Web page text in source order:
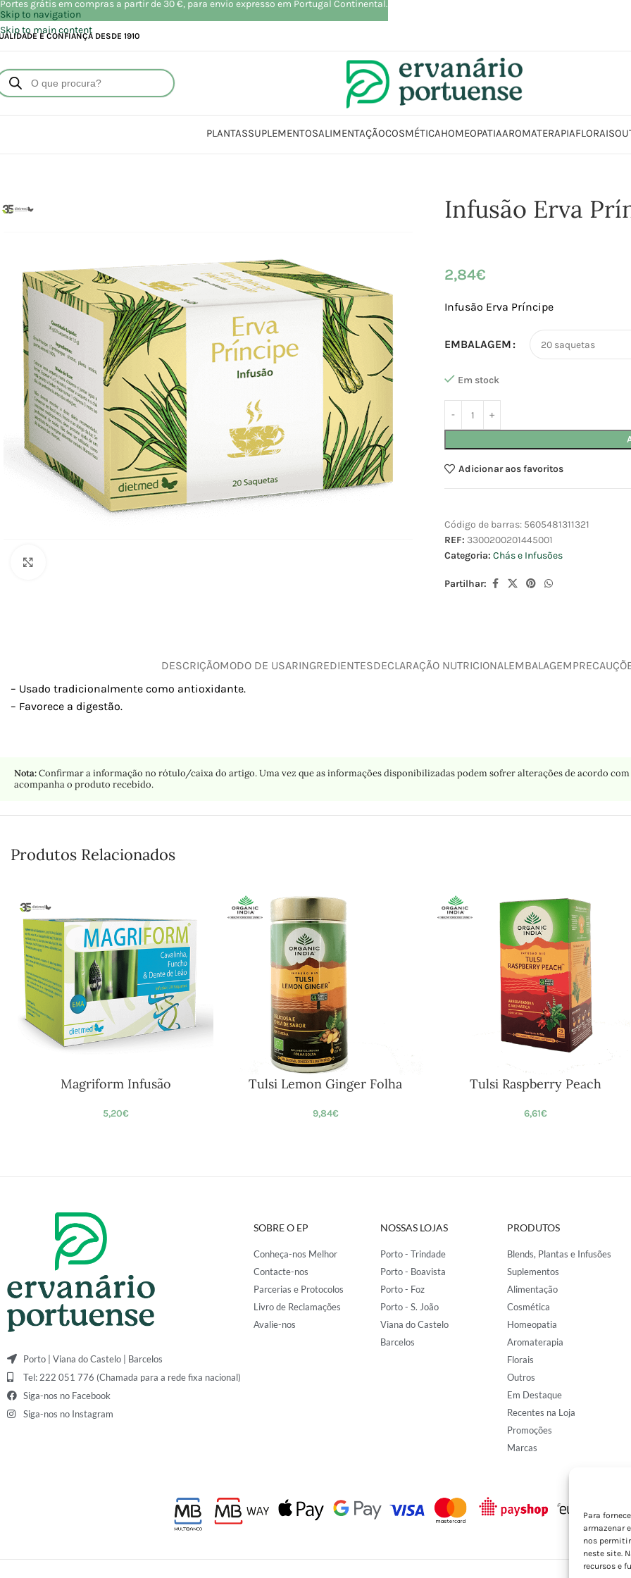
Para
armazenar
nos
neste site.
recursos e
Skip to navigation
Skip to main content
E CONFIANÇA DESDE 1910
PLANTASSUPLEMENTOSALIMENTAÇÃOCOSMÉTICAHOMEOPATIAAROMATERAPIAFLORAIS
Infusão Erva
2,84€
Infusão Erva Príncipe
EMBALAGEM
Em stock
Adicionar aos favoritos
Código de barras: 5605481311321
REF: 3300200201445001
Categoria: Chás e Infusões
Partilhar:
DESCRIÇÃOMODO DE USARINGREDIENTESDECLARAÇÃO NUTRICIONAL EMBALAGEM
– Usado tradicionalmente como antioxidante.
– Favorece a digestão.
Nota:Confirmar a informação no rótulo/caixa do artigo. Uma vez que as informações disponibilizadas podem sofrer alterações de acordo
acompanha o produto recebido.
Produtos Relacionados
Magriform Infusão
5,20€
Tulsi Lemon Ginger Folha
9,84€
Tulsi Raspberry Peach
6,61€
Porto | Viana do Castelo | Barcelos
Tel: 222 051 776 (Chamada para a rede fixa nacional)
Siga-nos no Facebook
Siga-nos no Instagram
SOBRE O EP
Conheça-nos Melhor
Contacte-nos
Parcerias e Protocolos
Livro de Reclamações
Avalie-nos
NOSSAS LOJAS
Porto - Trindade
Porto - Boavista
Porto - Foz
Porto - S. João
Viana do Castelo
Barcelos
PRODUTOS
Blends, Plantas e Infusões
Suplementos
Alimentação
Cosmética
Homeopatia
Aromaterapia
Florais
Outros
Em Destaque
Recentes na Loja
Promoções
Marcas
Portes grátis em compras a partir de 30 €, para envio expresso em Portugal Continental.